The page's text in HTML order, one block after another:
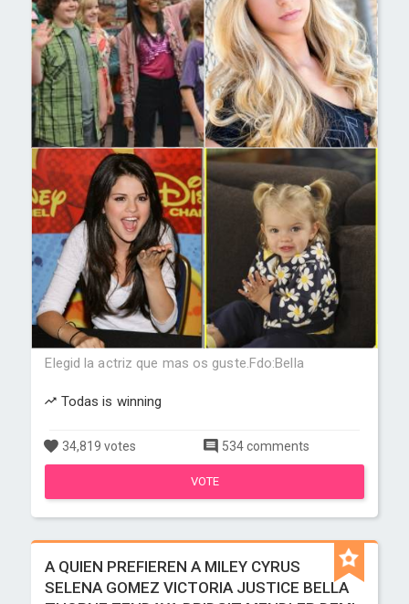
Elegid la actriz que mas os guste.Fdo:Bella
Todas is winning
34,819 votes 534 comments
VOTE
A QUIEN PREFIEREN A MILEY CYRUS
SELENA GOMEZ VICTORIA JUSTICE BELLA